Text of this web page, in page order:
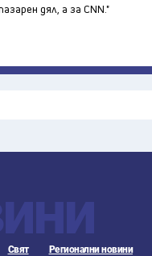
дял, а за CNN."
Свят Регионални новини